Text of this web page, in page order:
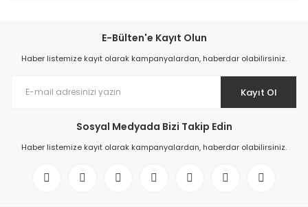
E-Bülten'e Kayıt Olun
Haber listemize kayıt olarak kampanyalardan, haberdar olabilirsiniz.
Kayıt Ol
Sosyal Medyada Bizi Takip Edin
Haber listemize kayıt olarak kampanyalardan, haberdar olabilirsiniz.